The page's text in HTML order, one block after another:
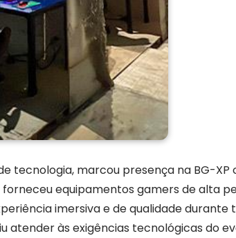
tecnologia, marcou presença na BG-XP
equipamentos gamers de alta
imersiva e de qualidade durante
atender às exigências tecnológicas do